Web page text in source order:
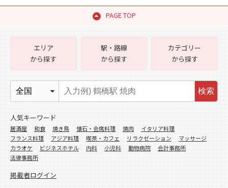
PAGE TOP
エリア
から探す
駅・路線
から探す
カテゴリー
から探す
検索
人気キーワード
居酒屋 和食 焼き鳥 懐石・会席料理 焼肉
イタリア料理
フランス料理
アジア料理 喫茶・カフェ リラクゼーション
マッサージ
カラオケ
ビジネスホテル 内科 小児科 動物病院
会計事務所
法律事務所
掲載者ログイン